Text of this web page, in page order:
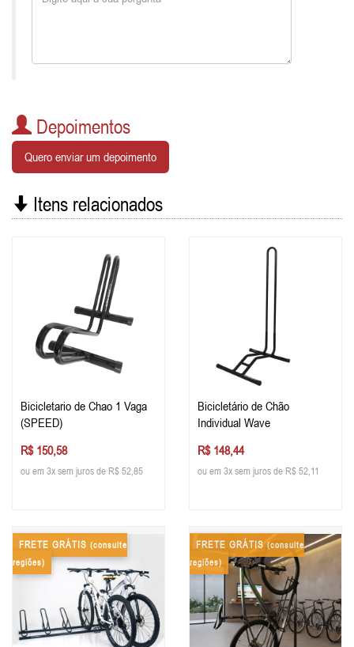
Depoimentos
Quero enviar um depoimento
Itens relacionados
Bicicletario de Chao 1 Vaga
(SPEED)
R$ 150,58
ou em 3x sem juros de R$ 52,85
Bicicletário de Chão
Individual Wave
R$ 148,44
ou em 3x sem juros de R$ 52,11
FRETE GRÁTIS (consulte
regiões)
FRETE GRÁTIS (consulte
regiões)